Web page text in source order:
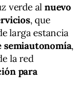
verde alnuevo
, que
larga estancia
semiautonomía,
la red
para